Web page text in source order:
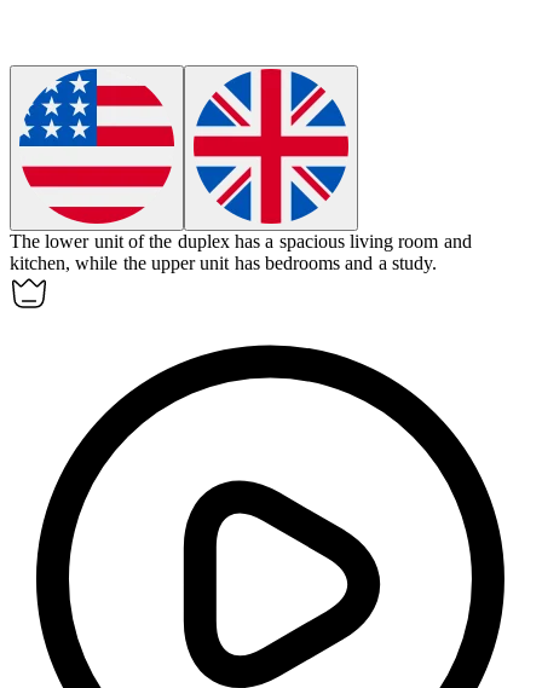
The lower unit of the duplex has a spacious living room and
kitchen, while the upper unit has bedrooms and a study.